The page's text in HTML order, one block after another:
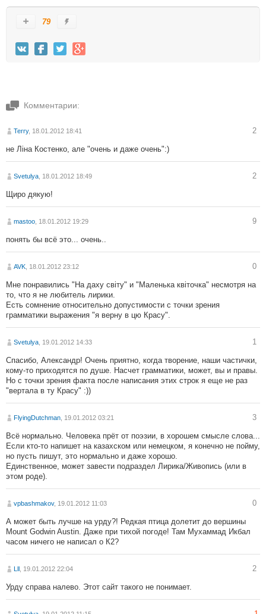
79
Комментарии:
Terry, 18.01.2012 18:41 2
не Ліна Костенко, але "очень и даже очень":)
Svetulya , 18.01.2012 18:49 2
Щиро дякую!
mastoo , 18.01.2012 19:29 9
понять бы всё это... очень..
AVK , 18.01.2012 23:12 0
Мне понравились "На даху світу" и "Маленька квіточка" несмотря на
то, что я не любитель лирики.
Есть сомнение относительно допустимости с точки зрения
грамматики выражения "я верну в цю Красу".
Svetulya , 19.01.2012 14:33 1
Спасибо, Александр! Очень приятно, когда творение, наши частички,
кому-то приходятся по душе. Насчет грамматики, может, вы и правы.
Но с точки зрения факта после написания этих строк я еще не раз
"вертала в ту Красу" :))
FlyingDutchman , 19.01.2012 03:21 3
Всё нормально. Человека прёт от поэзии, в хорошем смысле слова...
Если кто-то напишет на казахском или немецком, я конечно не пойму,
но пусть пишут, это нормально и даже хорошо.
Единственное, может завести подраздел Лирика/Живопись (или в
этом роде).
vpbashmakov, 19.01.2012 11:03 0
А может быть лучше на урду?! Редкая птица долетит до вершины
Mount Godwin Austin. Даже при тихой погоде! Там Мухаммад Икбал
часом ничего не написал о К2?
Lll , 19.01.2012 22:04 2
Урду справа налево. Этот сайт такого не понимает.